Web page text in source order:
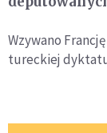
Wzywano
tureckiej